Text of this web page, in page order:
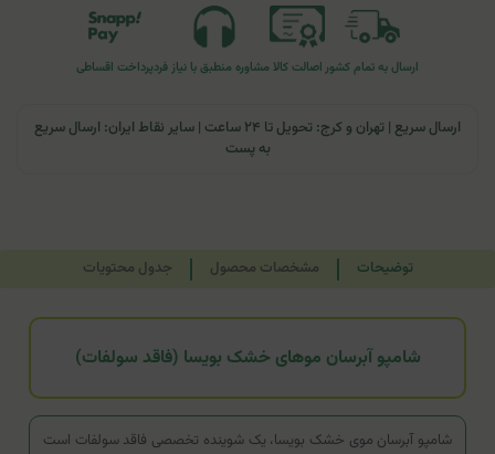
ارسال به تمام کشوراصالت کالا مشاوره منطبق با نیاز فردپرداخت اقساطی
ارسال سریع | تهران و کرج: تحویل تا ۲۴ ساعت | سایر نقاط ایران: ارسال سریع
به پست
توضیحات مشخصات محصول جدول محتویات
شامپو آبرسان موهای خشک بویسا (فاقد سولفات)
شامپو آبرسان موی خشک بویسا، یک شوینده تخصصی فاقد سولفات است